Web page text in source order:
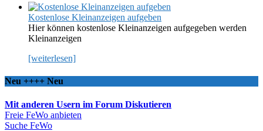
Kostenlose Kleinanzeigen aufgeben
Hier können kostenlose Kleinanzeigen aufgegeben werden
Kleinanzeigen
[weiterlesen]
Neu ++++ Neu
Mit anderen Usern im Forum Diskutieren
Freie FeWo anbieten
Suche FeWo